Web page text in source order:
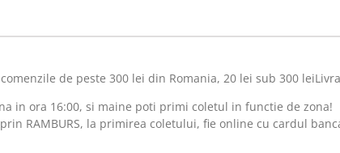
comenzile de peste 300 lei din Romania, 20 lei sub 300
in ora 16:00, si maine poti primi coletul in functie de zona!
RAMBURS, la primirea coletului, fie online cu cardul